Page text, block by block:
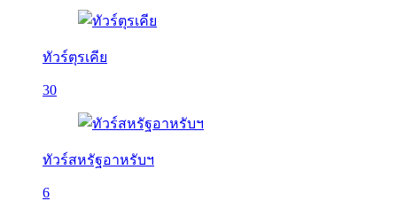
ทัวร์ตุรเคีย
30
ทัวร์สหรัฐอาหรับฯ
6